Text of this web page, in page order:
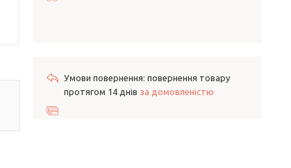
повернення товару
протягом 14 днів за домовленістю